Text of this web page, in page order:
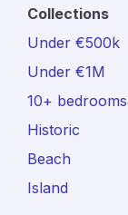
Collections
Under €500k
Under €1M
10+ bedrooms
Historic
Beach
Island